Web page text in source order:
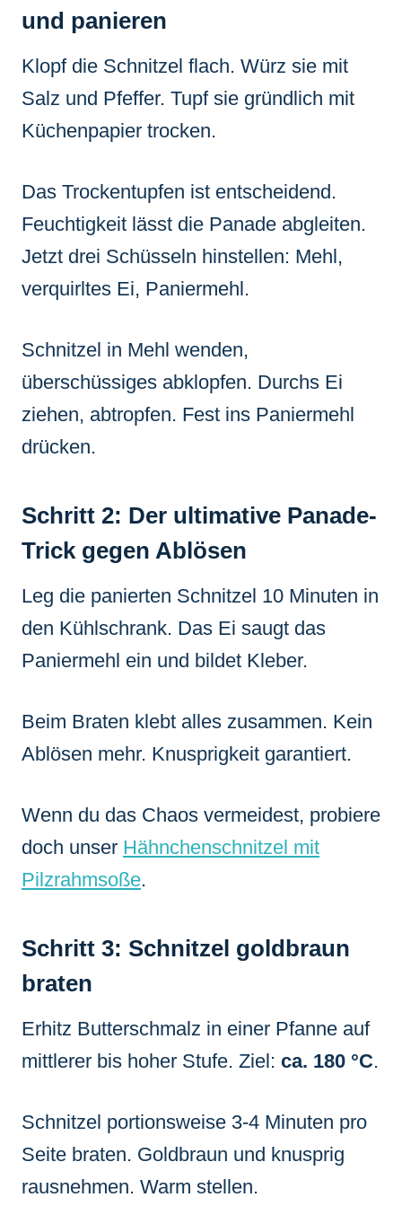
und panieren
Klopf die Schnitzel flach. Würz sie mit
Salz und Pfeffer. Tupf sie gründlich mit
Küchenpapier trocken.
Das Trockentupfen ist entscheidend.
Feuchtigkeit lässt die Panade abgleiten.
Jetzt drei Schüsseln hinstellen: Mehl,
verquirltes Ei, Paniermehl.
Schnitzel in Mehl wenden,
überschüssiges abklopfen. Durchs Ei
ziehen, abtropfen. Fest ins Paniermehl
drücken.
Schritt 2: Der ultimative Panade-
Trick gegen Ablösen
Leg die panierten Schnitzel 10 Minuten in
den Kühlschrank. Das Ei saugt das
Paniermehl ein und bildet Kleber.
Beim Braten klebt alles zusammen. Kein
Ablösen mehr. Knusprigkeit garantiert.
Wenn du das Chaos vermeidest, probiere
doch unser Hähnchenschnitzel mit
Pilzrahmsoße.
Schritt 3: Schnitzel goldbraun
braten
Erhitz Butterschmalz in einer Pfanne auf
mittlerer bis hoher Stufe. Ziel: ca. 180 °C.
Schnitzel portionsweise 3-4 Minuten pro
Seite braten. Goldbraun und knusprig
rausnehmen. Warm stellen.